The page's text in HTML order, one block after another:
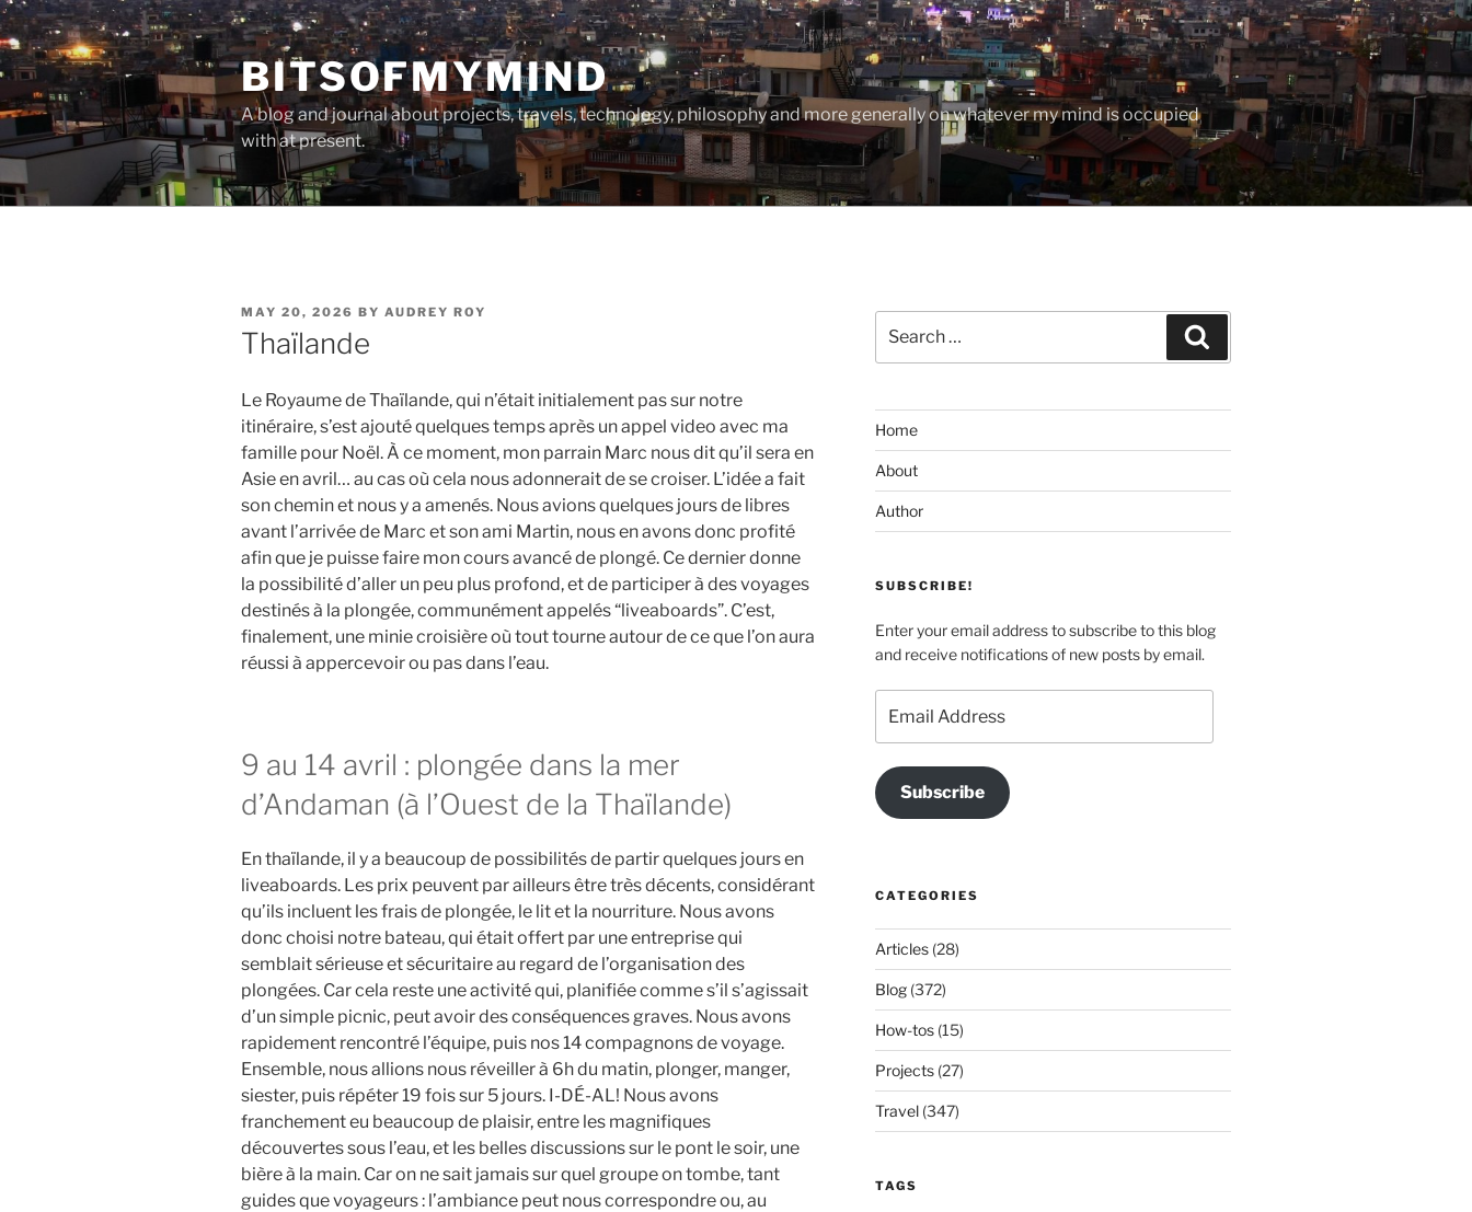
Skip
to
content
BITSOFMYMIND
A blog and journal about projects, travels, technology, philosophy and more generally on whatever my mind is occupied
with at present.
POSTED
ON
MAY 20, 2026 BY AUDREY ROY
Thaïlande
Le Royaume de Thaïlande, qui n’était initialement pas sur notre
itinéraire, s’est ajouté quelques temps après un appel video avec ma
famille pour Noël. À ce moment, mon parrain Marc nous dit qu’il sera en
Asie en avril… au cas où cela nous adonnerait de se croiser. L’idée a fait
son chemin et nous y a amenés. Nous avions quelques jours de libres
avant l’arrivée de Marc et son ami Martin, nous en avons donc profité
afin que je puisse faire mon cours avancé de plongé. Ce dernier donne
la possibilité d’aller un peu plus profond, et de participer à des voyages
destinés à la plongée, communément appelés “liveaboards”. C’est,
finalement, une minie croisière où tout tourne autour de ce que l’on aura
réussi à appercevoir ou pas dans l’eau.
9 au 14 avril : plongée dans la mer
d’Andaman (à l’Ouest de la Thaïlande)
En thaïlande, il y a beaucoup de possibilités de partir quelques jours en
liveaboards. Les prix peuvent par ailleurs être très décents, considérant
qu’ils incluent les frais de plongée, le lit et la nourriture. Nous avons
donc choisi notre bateau, qui était offert par une entreprise qui
semblait sérieuse et sécuritaire au regard de l’organisation des
plongées. Car cela reste une activité qui, planifiée comme s’il s’agissait
d’un simple picnic, peut avoir des conséquences graves. Nous avons
rapidement rencontré l’équipe, puis nos 14 compagnons de voyage.
Ensemble, nous allions nous réveiller à 6h du matin, plonger, manger,
siester, puis répéter 19 fois sur 5 jours. I-DÉ-AL! Nous avons
franchement eu beaucoup de plaisir, entre les magnifiques
découvertes sous l’eau, et les belles discussions sur le pont le soir, une
bière à la main. Car on ne sait jamais sur quel groupe on tombe, tant
guides que voyageurs : l’ambiance peut nous correspondre ou, au
for:
Home
About
Author
SUBSCRIBE!
Enter your email address to subscribe to this blog
and receive notifications of new posts by email.
Address
Subscribe
CATEGORIES
Articles(28)
Blog(372)
How-tos(15)
Projects(27)
Travel(347)
TAGS